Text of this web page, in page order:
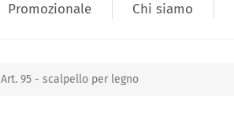
Promozionale Chi siamo
Art. 95 - scalpello per legno